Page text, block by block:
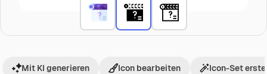
Mit KI generieren Icon bearbeiten Icon-Set